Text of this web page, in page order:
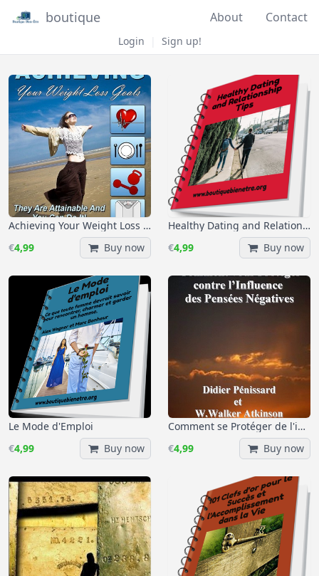
boutique About Contact
Login Sign up!
Achieving Your Weight Loss Goals
€4,99 Buy now
Healthy Dating and Relationship Tips
€4,99 Buy now
Le Mode d'Emploi
€4,99 Buy now
Comment se Protéger de l'influence des Pensées Négatives
€4,99 Buy now